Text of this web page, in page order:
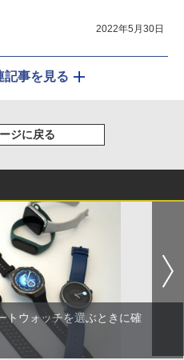
2022年5月30日
記事を見る
ジに戻る
トウォッチを選ぶときに確